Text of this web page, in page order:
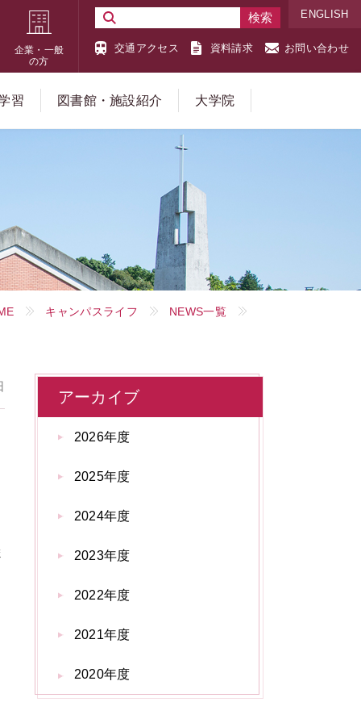
企業・一般
の方
交通アクセス 資料請求 お問い合わせ
ENGLISH
習 図書館・施設紹介 大学院
キャンパスライフ NEWS一覧
アーカイブ
2026年度
2025年度
2024年度
2023年度
2022年度
2021年度
2020年度